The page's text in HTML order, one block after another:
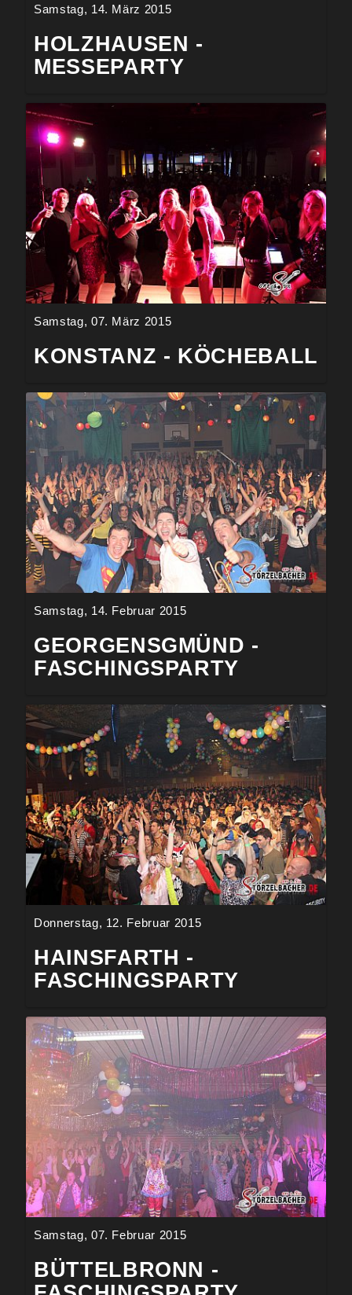
Samstag, 14. März 2015
HOLZHAUSEN -
MESSEPARTY
Samstag, 07. März 2015
KONSTANZ - KÖCHEBALL
Samstag, 14. Februar 2015
GEORGENSGMÜND -
FASCHINGSPARTY
Donnerstag, 12. Februar 2015
HAINSFARTH -
FASCHINGSPARTY
Samstag, 07. Februar 2015
BÜTTELBRONN -